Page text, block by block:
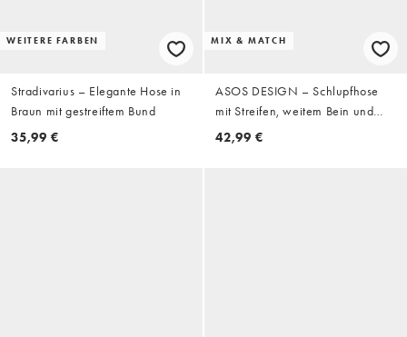
WEITERE FARBEN
Stradivarius – Elegante Hose in
Braun mit gestreiftem Bund
35,99 €
MIX & MATCH
ASOS DESIGN – Schlupfhose
mit Streifen, weitem Bein und
Schlitz, Kombiteil
42,99 €